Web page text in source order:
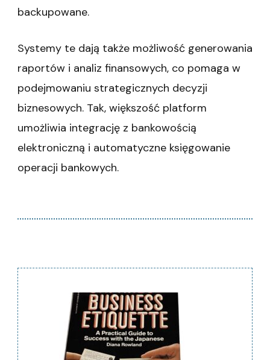
backupowane.
Systemy te dają także możliwość generowania
raportów i analiz finansowych, co pomaga w
podejmowaniu strategicznych decyzji
biznesowych. Tak, większość platform
umożliwia integrację z bankowością
elektroniczną i automatyczne księgowanie
operacji bankowych.
Nawigacja
wpisu